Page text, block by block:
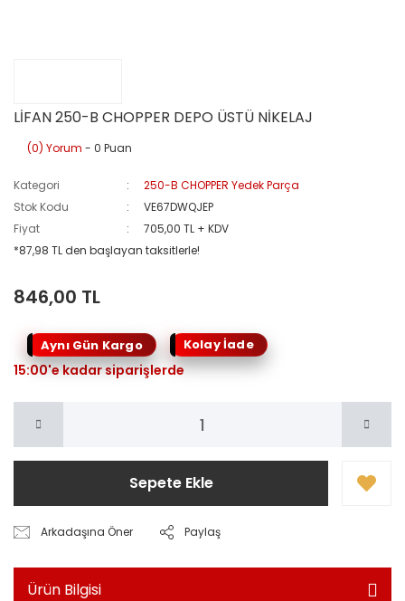
LİFAN 250-B CHOPPER DEPO ÜSTÜ NİKELAJ
(0) Yorum - 0 Puan
Kategori
250-B CHOPPER Yedek Parça
Stok Kodu
VE67DWQJEP
Fiyat
705,00 TL + KDV
*87,98 TL den başlayan taksitlerle!
846,00 TL
Aynı Gün Kargo Kolay İade
15:00'e kadar siparişlerde
Sepete Ekle
Arkadaşına Öner Paylaş
Ürün Bilgisi